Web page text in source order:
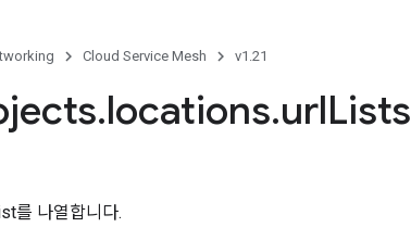
Cloud Service Mesh v1.21
.locations.urlLists
를 나열합니다.